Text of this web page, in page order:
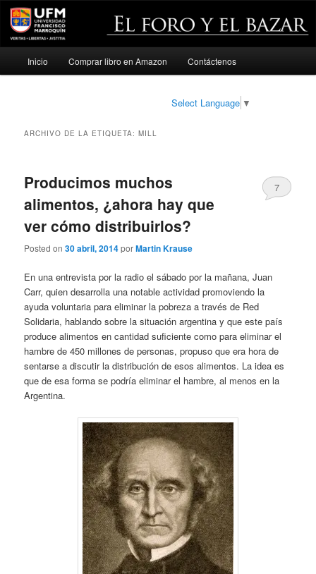
Ir
Ir
Inicio Comprar libro en Amazon Contáctenos
Select Language ▼
ARCHIVO DE LA ETIQUETA:MILL
Producimos muchos
alimentos, ¿ahora hay que
ver cómo distribuirlos?
Posted on30 abril, 2014porMartin Krause
7
En una entrevista por la radio el sábado por la mañana, Juan
Carr, quien desarrolla una notable actividad promoviendo la
ayuda voluntaria para eliminar la pobreza a través de Red
Solidaria, hablando sobre la situación argentina y que este país
produce alimentos en cantidad suficiente como para eliminar el
hambre de 450 millones de personas, propuso que era hora de
sentarse a discutir la distribución de esos alimentos. La idea es
que de esa forma se podría eliminar el hambre, al menos en la
Argentina.